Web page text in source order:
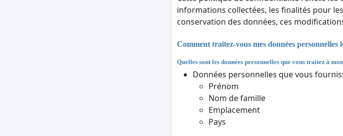
informations collectées, les finalités pour
conservation des données, ces
Comment traitez-vous mes données
Quelles sont les données personnelles que vous traitez à
Données personnelles que vous
Prénom
Nom de famille
Emplacement
Pays